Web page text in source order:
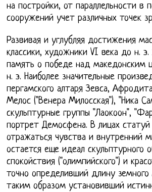
на постройки, от параллельности в
сооружений учет различных точек
Развивая и углубляя достижения
классики, художники VI века до н.
память о победе над македонским
н. э. Наиболее значительные
пергамского алтаря Зевса,
Мелос ("Венера Милосская"), "Ника
скульптурные группы "Лаокоон",
портрет Демосфена. В лицах
отражаться чувства и внутренний
остается еще идеал скульптурного
спокойствия ("олимпийского") и
точно определивший длину
таким образом установивший